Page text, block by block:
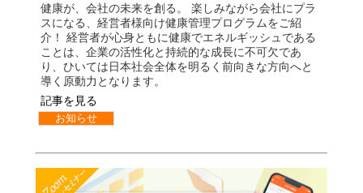
健康が、会社の未来を創る。 楽しみながら会社にプラ
スになる、経営者様向け健康管理プログラムをご紹
介！ 経営者が心身ともに健康でエネルギッシュである
ことは、企業の活性化と持続的な成長に不可欠であ
り、ひいては日本社会全体を明るく前向きな方向へと
導く原動力となります。
記事を見る
お知らせ